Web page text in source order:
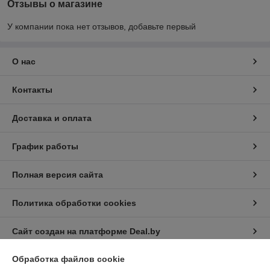
Отзывы о магазине
У компании пока нет отзывов, добавьте первый
О нас
Контакты
Доставка и оплата
График работы
Полная версия сайта
Политика обработки cookies
Сайт создан на платформе Deal.by
Обработка файлов cookie